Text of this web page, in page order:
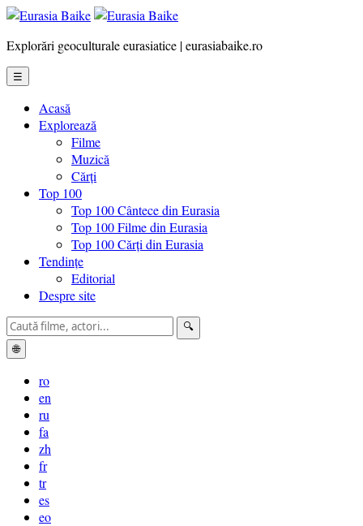
Explorări geoculturale eurasiatice | eurasiabaike.ro
☰
Acasă
Explorează
Filme
Muzică
Cărți
Top 100
Top 100 Cântece din Eurasia
Top 100 Filme din Eurasia
Top 100 Cărți din Eurasia
Tendințe
Editorial
Despre site
🔍
🌐
ro
en
ru
fa
zh
fr
tr
es
eo